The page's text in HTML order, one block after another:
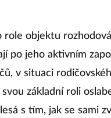
objektu
po jeho aktivním
v situaci
základní roli
s tím, jak se sami